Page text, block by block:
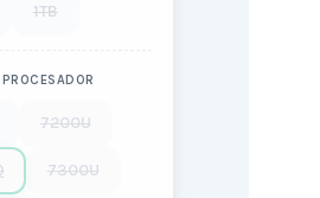
1TB
7200U
7300U